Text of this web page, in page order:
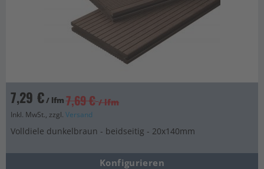
7,29 €/ lfm 7,69 € / lfm
Inkl. MwSt., zzgl. Versand
Volldiele dunkelbraun - beidseitig - 20x140mm
Konfigurieren